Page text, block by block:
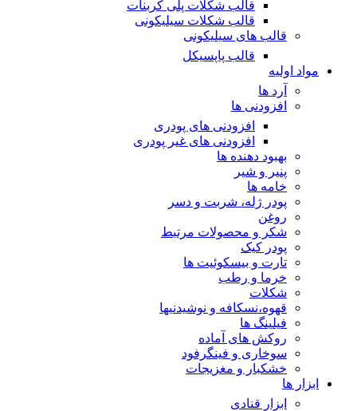
قالب شکلات پلی کربنات
قالب شکلات سیلیکونی
قالب های سیلیکونی
قالب پاپسیکل
مواد اولیه
آرد ها
افزودنی ها
افزودنی های پودری
افزودنی های غیر پودری
بهبود دهنده ها
پنیر و شیر
خامه ها
پودر ژله، شربت و دسر
روغن
شکر و محصولات مرتبط
پودر کیک
تارت و بیسکوئیت ها
خرما و رطب
شکلات
قهوه،نسکافه و نوشیدنیها
فیلینگ ها
روکش های آماده
سوخاری و فینگرفود
خشکبار و مغزیجات
ابزار ها
ابزار قنادی